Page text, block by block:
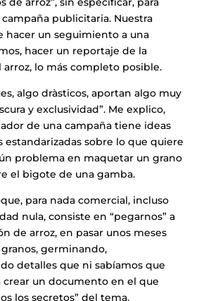
publicitaria. Nuestra
hacer un seguimiento a una
hacer un reportaje de la
lo más completo posible.
algo dràsticos, aportan algo muy
y exclusividad”. Me explico,
de una campaña tiene ideas
estandarizadas sobre lo que quiere
problema en maquetar un grano
el bigote de una gamba.
para nada comercial, incluso
nula, consiste en “pegarnos” a
de arroz, en pasar unos meses
germinando,
detalles que ni sabíamos que
crear un documento en el que
los secretos” del tema.